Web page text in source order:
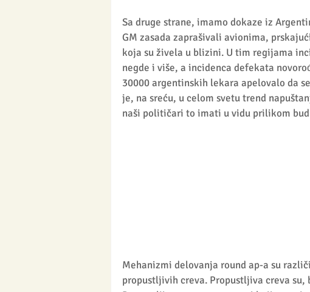
Sa druge strane, imamo dokaze iz
GM zasada zaprašivali avionima,
koja su živela u blizini. U tim regijama
negde i više, a incidenca defekata
30000 argentinskih lekara apelovalo da
je, na sreću, u celom svetu trend
naši političari to imati u vidu prilikom
Mehanizmi delovanja round ap-a su
propustljivih creva. Propustljiva creva su,